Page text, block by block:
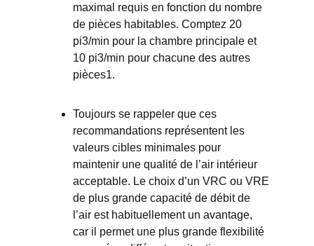
maximal requis en fonction du nombre
de pièces habitables. Comptez 20
pi3/min pour la chambre principale et
10 pi3/min pour chacune des autres
pièces1.
Toujours se rappeler que ces
recommandations représentent les
valeurs cibles minimales pour
maintenir une qualité de l’air intérieur
acceptable. Le choix d’un VRC ou VRE
de plus grande capacité de débit de
l’air est habituellement un avantage,
car il permet une plus grande flexibilité